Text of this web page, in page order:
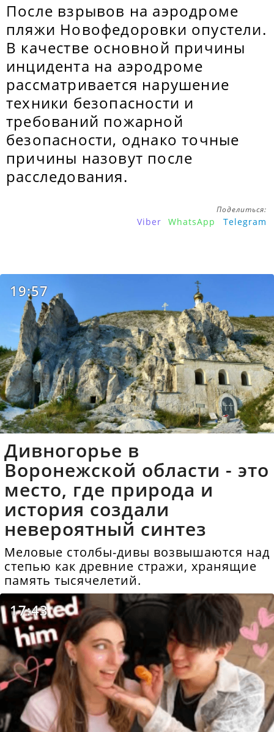
После взрывов на аэродроме
пляжи Новофедоровки опустели.
В качестве основной причины
инцидента на аэродроме
рассматривается нарушение
техники безопасности и
требований пожарной
безопасности, однако точные
причины назовут после
расследования.
Поделиться:
Viber WhatsApp Telegram
19:57
Дивногорье в
Воронежской области - это
место, где природа и
история создали
невероятный синтез
Меловые столбы-дивы возвышаются над
степью как древние стражи, хранящие
память тысячелетий.
17:43